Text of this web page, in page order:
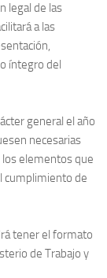
legal de las
a las
íntegro del
general el año
necesarias
los elementos que
cumplimiento de
tener el formato
de Trabajo y